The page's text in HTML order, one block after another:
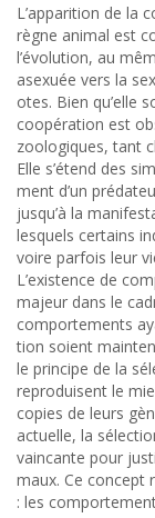
L’apparition de la
règne ani­mal est
l’évolution, au
asex­uée vers la
otes. Bien qu’elle
coopération est
zoologiques, tant
Elle s’étend des
ment d’un
jusqu’à la
lesquels cer­tains
voire par­fois leur
L’existence de
majeur dans le
com­porte­ments
tion soient
le principe de la
repro­duisent le
copies de leurs
actuelle, la
va­in­cante pour
maux. Ce con­cept
: les